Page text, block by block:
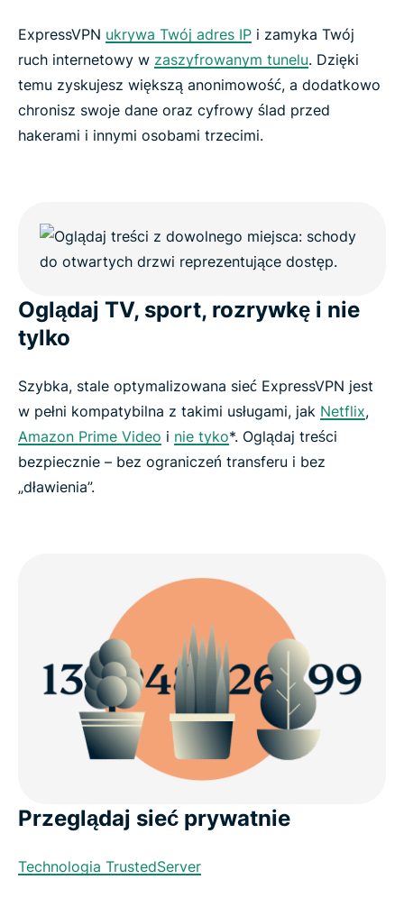
ExpressVPN ukrywa Twój adres IP i zamyka Twój
ruch internetowy w zaszyfrowanym tunelu. Dzięki
temu zyskujesz większą anonimowość, a dodatkowo
chronisz swoje dane oraz cyfrowy ślad przed
hakerami i innymi osobami trzecimi.
Oglądaj TV, sport, rozrywkę i nie
tylko
Szybka, stale optymalizowana sieć ExpressVPN jest
w pełni kompatybilna z takimi usługami, jak Netflix,
Amazon Prime Video i nie tyko*. Oglądaj treści
bezpiecznie – bez ograniczeń transferu i bez
„dławienia”.
Przeglądaj sieć prywatnie
Technologia TrustedServer